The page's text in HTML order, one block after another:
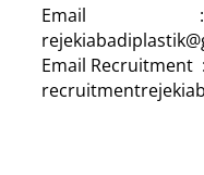
Email :
Email Recruitment :